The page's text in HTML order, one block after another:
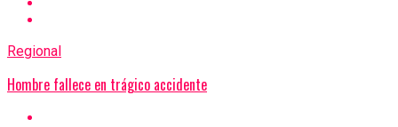
Regional
Hombre fallece en trágico accidente